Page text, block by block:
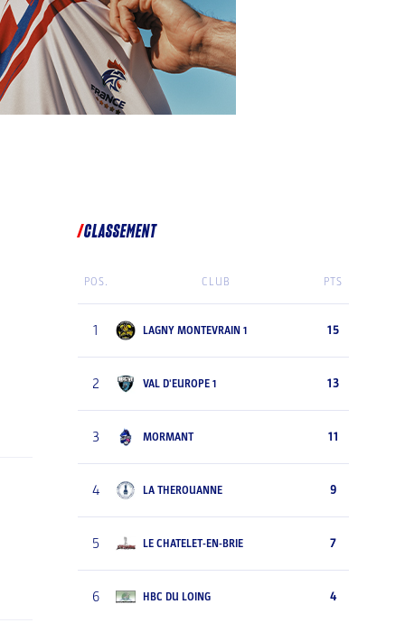
CLASSEMENT
POS. CLUB PTS
1 LAGNY MONTEVRAIN 1 15
2 VAL D'EUROPE 1 13
3 MORMANT 11
4 LA THEROUANNE 9
5 LE CHATELET-EN-BRIE 7
6 HBC DU LOING 4